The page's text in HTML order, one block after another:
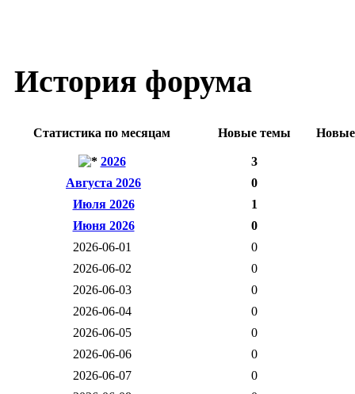
История форума
Статистика по месяцам Новые темы Новые
2026
3
Августа 2026
0
Июля 2026
1
Июня 2026
0
2026-06-01
0
2026-06-02
0
2026-06-03
0
2026-06-04
0
2026-06-05
0
2026-06-06
0
2026-06-07
0